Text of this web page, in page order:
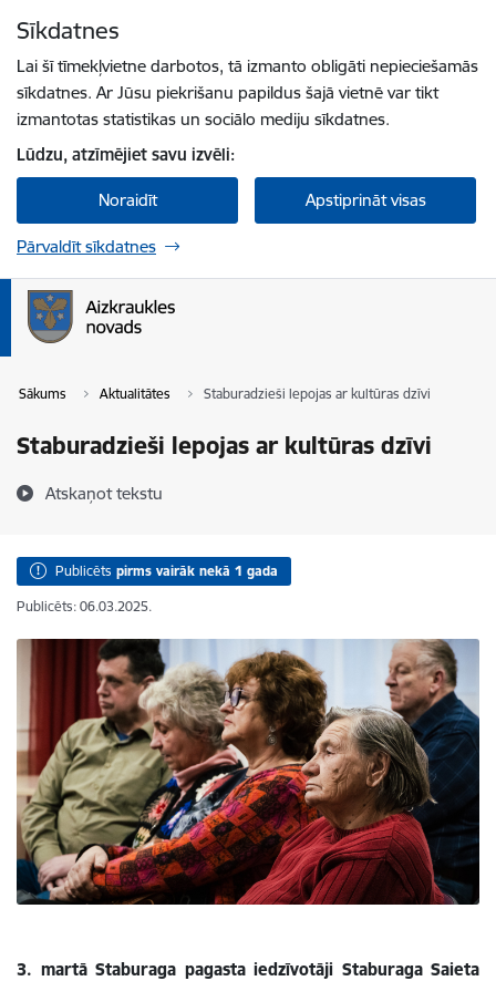
Sīkdatnes
Lai šī tīmekļvietne darbotos, tā izmanto obligāti nepieciešamās
sīkdatnes. Ar Jūsu piekrišanu papildus šajā vietnē var tikt
izmantotas statistikas un sociālo mediju sīkdatnes.
Lūdzu, atzīmējiet savu izvēli:
Noraidīt Apstiprināt visas
Pārvaldīt sīkdatnes
Sākums Aktualitātes Staburadzieši lepojas ar kultūras dzīvi
Staburadzieši lepojas ar kultūras dzīvi
Atskaņot tekstu
Publicēts pirms vairāk nekā 1 gada
Publicēts: 06.03.2025.
3. martā Staburaga pagasta iedzīvotāji Staburaga Saieta